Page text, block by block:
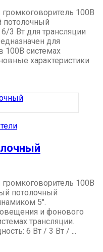
100В
потолочный
3 Вт для трансляции
для
100В системах
характеристики
100В
потолочный
5″.
и фонового
трансляции.
6 Вт / 3 Вт / ...